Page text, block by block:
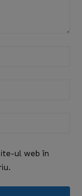
ul web în